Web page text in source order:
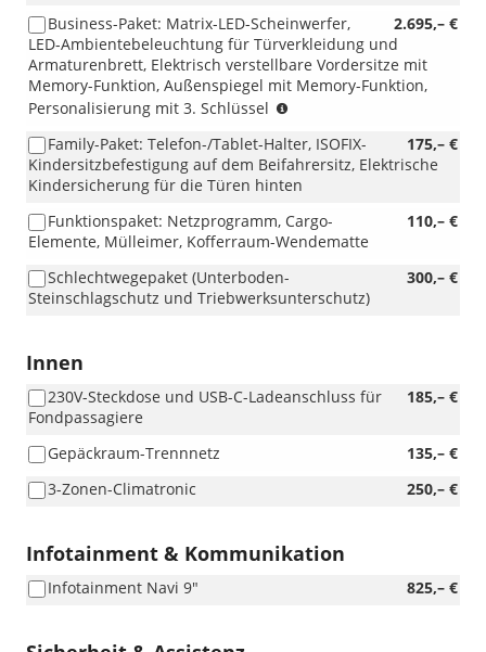
2.695,– €
Business-Paket: Matrix-LED-Scheinwerfer,
LED-Ambientebeleuchtung für Türverkleidung und
Armaturenbrett, Elektrisch verstellbare Vordersitze mit
Memory-Funktion, Außenspiegel mit Memory-Funktion,
Personalisierung mit 3. Schlüssel
Ablagefächer
unterm
Sitz,
Regenschirm)
175,– €
Family-Paket: Telefon-/Tablet-Halter, ISOFIX-
Kindersitzbefestigung auf dem Beifahrersitz, Elektrische
Kindersicherung für die Türen hinten
110,– €
Funktionspaket: Netzprogramm, Cargo-
Elemente, Mülleimer, Kofferraum-Wendematte
300,– €
Schlechtwegepaket (Unterboden-
Steinschlagschutz und Triebwerksunterschutz)
Innen
185,– €
230V-Steckdose und USB-C-Ladeanschluss für
Fondpassagiere
135,– €
Gepäckraum-Trennnetz
250,– €
3-Zonen-Climatronic
Infotainment & Kommunikation
825,– €
Infotainment Navi 9"